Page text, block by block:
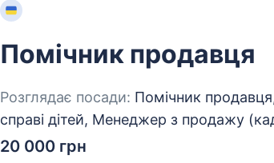
Помічник продавця
Розглядає посади: Помічник
справі дітей, Менеджер з продажу
20 000 грн